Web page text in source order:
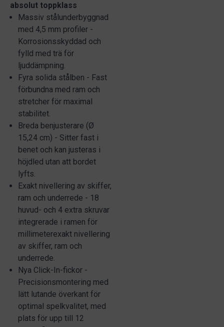
absolut toppklass
Massiv stålunderbyggnad
med 4,5 mm profiler -
Korrosionsskyddad och
fylld med trä för
ljuddämpning.
Fyra solida stålben - Fast
förbundna med ram och
stretcher för maximal
stabilitet.
Breda benjusterare (Ø
15,24 cm) - Sitter fast i
benet och kan justeras i
höjdled utan att bordet
lyfts.
Exakt nivellering av skiffer,
ram och underrede - 18
huvud- och 4 extra skruvar
integrerade i ramen för
millimeterexakt nivellering
av skiffer, ram och
underrede.
Nya Click-In-fickor -
Precisionsmontering med
lätt lutande överkant för
optimal spelkvalitet, med
plats för upp till 12